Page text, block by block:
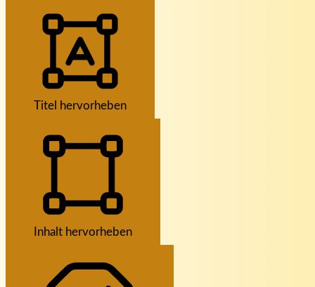
Titel hervorheben
Inhalt hervorheben